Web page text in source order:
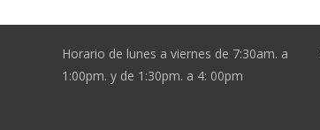
Horario de lunes a viernes de 7:30am. a
1:00pm. y de 1:30pm. a 4: 00pm